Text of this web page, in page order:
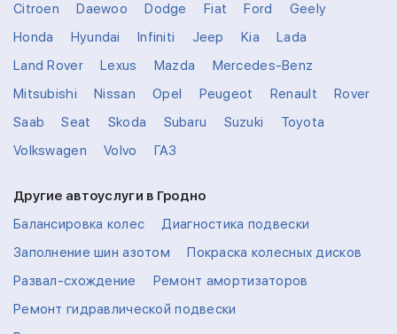
Citroen
Daewoo Dodge Fiat Ford
Geely
Honda
Hyundai Infiniti Jeep Kia
Lada
Land Rover
Lexus Mazda
Mercedes-Benz
Mitsubishi
Nissan Opel Peugeot Renault
Rover
Saab
Seat Skoda Subaru Suzuki
Toyota
Volkswagen
Volvo ГАЗ
Другие автоуслуги в Гродно
Балансировка колес
Диагностика подвески
Заполнение шин азотом
Покраска колесных дисков
Развал-схождение
Ремонт амортизаторов
Ремонт гидравлической подвески